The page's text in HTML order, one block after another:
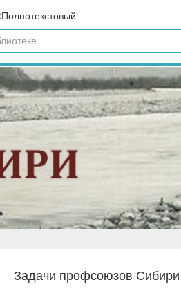
Полнотекстовый
Задачи профсоюзов Сибири